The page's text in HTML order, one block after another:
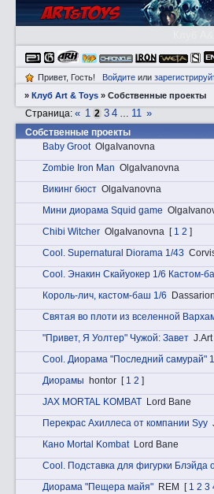
Привет, Гость! Войдитеили
»Клуб Art & Toys »Собственные проекты
Собственные проекты
Страница:« 1 2 3 4 … 11 »
Baby Groot OlgaIvanovna
Zombie Iron Man OlgaIvanovna
Викинг бюст OlgaIvanovna
Мини диорама Squid game
Chibi Witcher OlgaIvanovna [ 1 2 ]
Cоol. Supernatural Diorama 1/43
Cоol. Энакин Скайуокер 1/6 Кастом-
Король-лич, кастом-баш 1/6
Dassarion
Святая во плоти из вселенной
"Привет, Я Уолтер" Чужой: Завет J.Art
Cоol. Диорама "Последний самурай"
Диорамы
hontor [ 1 2 ]
JAX MORTAL KOMBAT Lord Bane
Перекрас Ахиллеса от компании Syy
Кано Mortal Kombat Lord Bane
Cоol. Подставка для фигурки Блэйда
Диорама "Пещера майя" REM [ 1 2 3